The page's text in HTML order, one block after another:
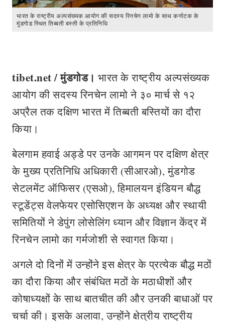
भारत के राष्ट्रीय अल्पसंख्यक आयोग की सदस्य रिनचेन लामो के साथ कर्नाटक के
मुंडगोड स्थित तिब्बती बस्ती के प्रतिनिधि
tibet.net / मुंडगोड। भारत के राष्ट्रीय अल्पसंख्यक
आयोग की सदस्य रिनचेन लामो ने ३० मार्च से १२
अप्रैल तक दक्षिण भारत में तिब्बती बस्तियों का दौरा
किया।
बेलगाम हवाई अड्डे पर उनके आगमन पर दक्षिण क्षेत्र
के मुख्य प्रतिनिधि अधिकारी (सीआरओ), मुंडगोड
सेटलमेंट ऑफिसर (एसओ), हिमालयन इंडियन बौद्ध
स्टूडेंट्स वेलफेयर एसोसिएशन के अध्यक्ष और स्थायी
समितियों ने डेपुंग लोसेलिंग ध्यान और विज्ञान केंद्र में
रिनचेन लामो का गर्मजोशी से स्वागत किया।
अगले दो दिनों में उन्होंने इस क्षेत्र के प्रत्येक बौद्ध मठों
का दौरा किया और संबंधित मठों के मठाधीशों और
कोषाध्यक्षों के साथ बातचीत की और उनकी बाधाओं पर
चर्चा की। इसके अलावा, उन्होंने क्षेत्रीय राष्ट्रीय